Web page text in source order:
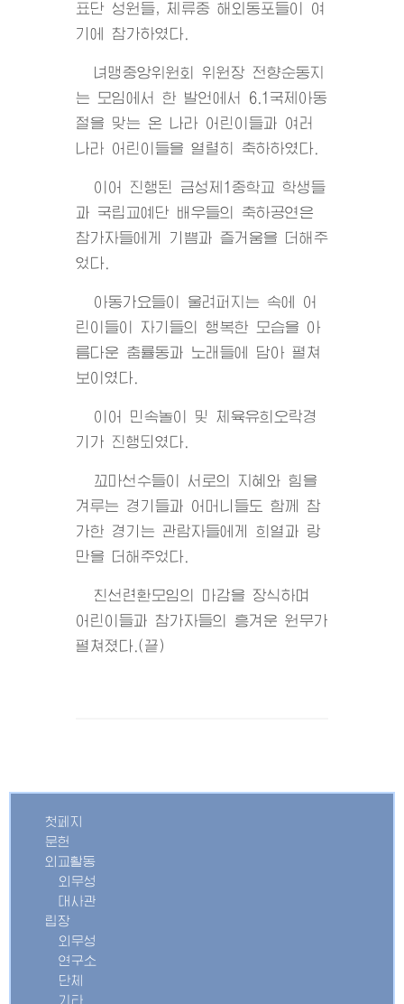
표단 성원들, 체류중 해외동포들이 여
기에 참가하였다.
녀맹중앙위원회 위원장 전향순동지
는 모임에서 한 발언에서 6.1국제아동
절을 맞는 온 나라 어린이들과 여러
나라 어린이들을 열렬히 축하하였다.
이어 진행된 금성제1중학교 학생들
과 국립교예단 배우들의 축하공연은
참가자들에게 기쁨과 즐거움을 더해주
었다.
아동가요들이 울려퍼지는 속에 어
린이들이 자기들의 행복한 모습을 아
름다운 춤률동과 노래들에 담아 펼쳐
보이였다.
이어 민속놀이 및 체육유희오락경
기가 진행되였다.
꼬마선수들이 서로의 지혜와 힘을
겨루는 경기들과 어머니들도 함께 참
가한 경기는 관람자들에게 희열과 랑
만을 더해주었다.
친선련환모임의 마감을 장식하며
어린이들과 참가자들의 흥겨운 원무가
펼쳐졌다.(끝)
첫페지
문헌
외교활동
외무성
대사관
립장
외무성
연구소
단체
기타